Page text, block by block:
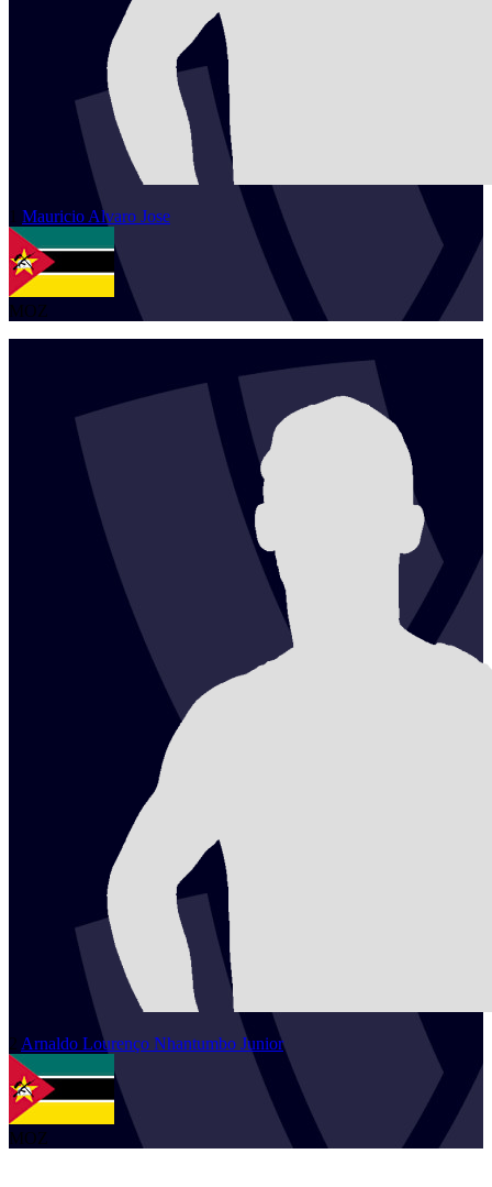
1 Mauricio Alvaro Jose
MOZ
2 Arnaldo Lourenço Nhantumbo Junior
MOZ